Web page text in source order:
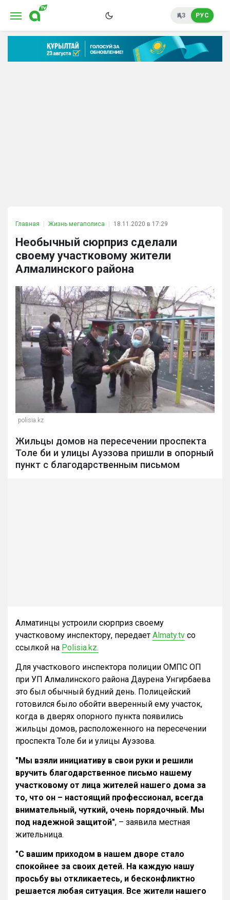
ҚАЗ РУС
Главная Жизнь мегаполиса 18.11.2020 в 17:29
Необычный сюрприз сделали
своему участковому жители
Алмалинского района
polisia.kz
Жильцы домов на пересечении проспекта
Толе би и улицы Ауэзова пришли в опорный
пункт с благодарственным письмом
Алматинцы устроили сюрприз своему
участковому инспектору, передает Almaty.tv со
ссылкой на Polisia.kz.
Для участкового инспектора полиции ОМПС ОП
при УП Алмалинского района Даурена Унгирбаева
это был обычный будний день. Полицейский
готовился было обойти вверенный ему участок,
когда в дверях опорного пункта появились
жильцы домов, расположенного на пересечении
проспекта Толе би и улицы Ауэзова.
"Мы взяли инициативу в свои руки и решили
вручить благодарственное письмо нашему
участковому от лица жителей нашего дома за
то, что он – настоящий профессионал, всегда
внимательный, чуткий, очень порядочный. Мы
под надежной защитой", – заявила местная
жительница.
"С вашим приходом в нашем дворе стало
спокойнее за своих детей. На каждую нашу
просьбу вы откликаетесь, и бесконфликтно
решается любая ситуация. Все жители нашего